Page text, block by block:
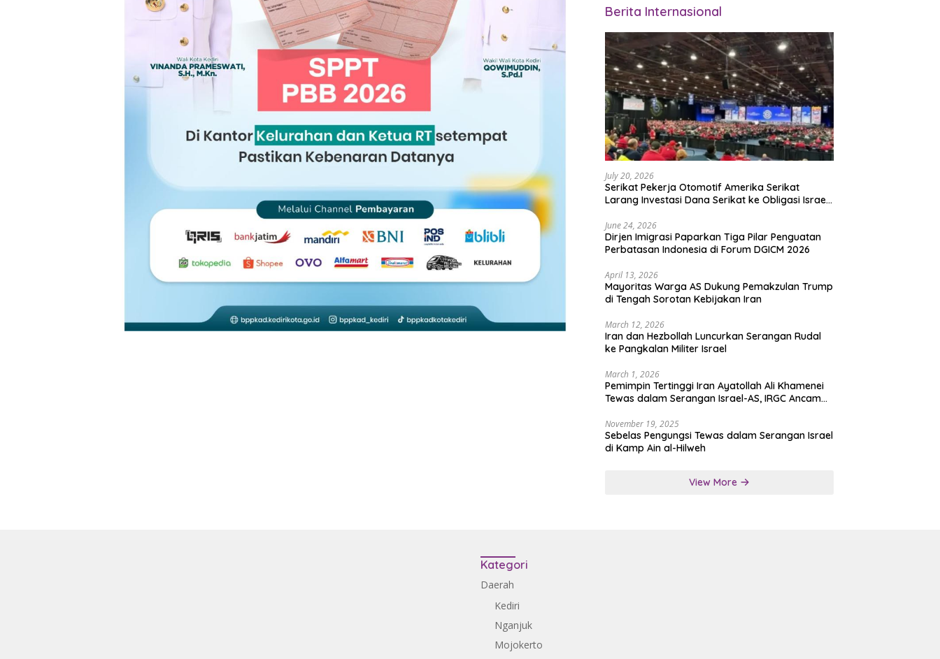
Berita Internasional
July 20, 2026
Serikat Pekerja Otomotif Amerika Serikat
Larang Investasi Dana Serikat ke Obligasi Israel,
June 24, 2026
Dirjen Imigrasi Paparkan Tiga Pilar Penguatan
Perbatasan Indonesia di Forum DGICM 2026
April 13, 2026
Mayoritas Warga AS Dukung Pemakzulan Trump
di Tengah Sorotan Kebijakan Iran
March 12, 2026
Iran dan Hezbollah Luncurkan Serangan Rudal
ke Pangkalan Militer Israel
March 1, 2026
Pemimpin Tertinggi Iran Ayatollah Ali Khamenei
Tewas dalam Serangan Israel-AS, IRGC Ancam
November 19, 2025
Sebelas Pengungsi Tewas dalam Serangan Israel
di Kamp Ain al-Hilweh
View More
Kategori
Daerah
Kediri
Nganjuk
Mojokerto